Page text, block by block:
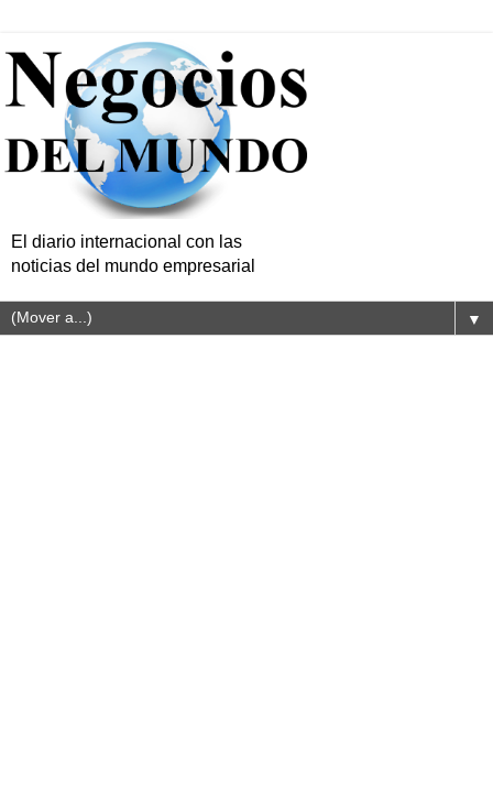
El diario internacional con las
noticias del mundo empresarial
▼